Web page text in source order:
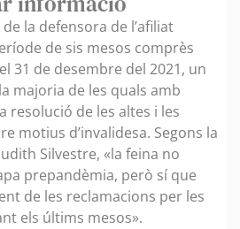
la defensora de l’afiliat
de sis mesos comprès
31 de desembre del 2021, un
majoria de les quals amb
resolució de les altes i les
motius d’invalidesa. Segons la
Silvestre, «la feina no
prepandèmia, però sí que
de les reclamacions per les
els últims mesos».